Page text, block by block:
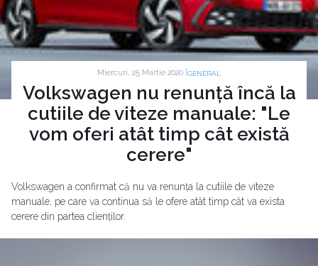
Miercuri, 25 Martie 2020 | GENERAL
Volkswagen nu renunță încă la
cutiile de viteze manuale: "Le
vom oferi atât timp cât există
cerere"
Volkswagen a confirmat că nu va renunța la cutiile de viteze
manuale, pe care va continua să le ofere atât timp cât va exista
cerere din partea clienților.